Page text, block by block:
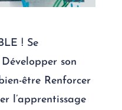
! Se
son
être Renforcer
l’apprentissage